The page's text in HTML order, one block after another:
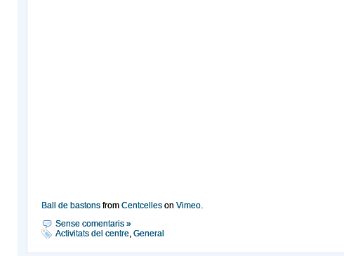
Ball de bastons from Centcelles on Vimeo.
Sense comentaris »
Activitats del centre, General